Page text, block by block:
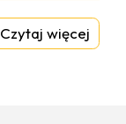
Czytaj więcej